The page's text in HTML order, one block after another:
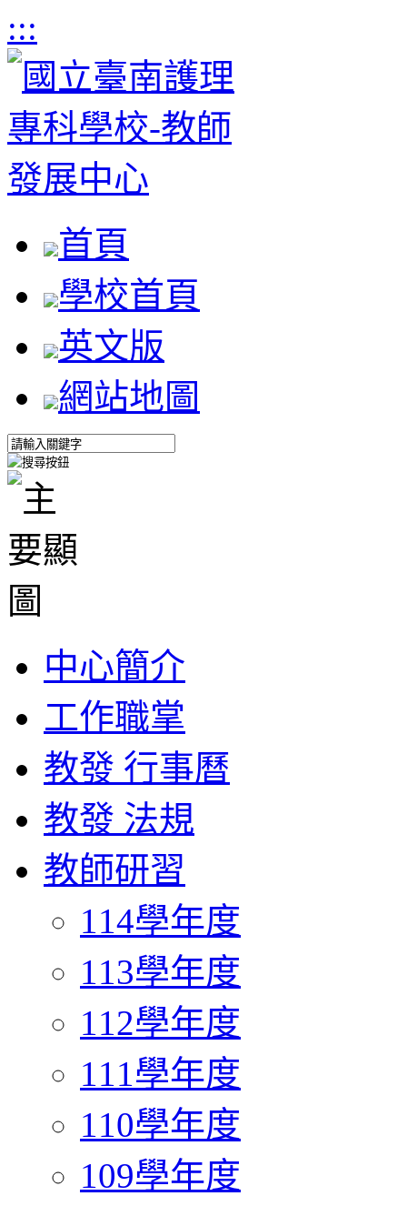
:::
首頁
學校首頁
英文版
網站地圖
中心簡介
工作職掌
教發 行事曆
教發 法規
教師研習
114學年度
113學年度
112學年度
111學年度
110學年度
109學年度